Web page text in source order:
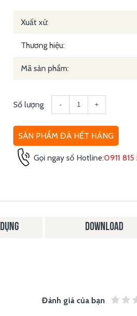
Xuất xứ:
Thương hiệu:
Mã sản phẩm:
Số lượng - +
SẢN PHẨM ĐÃ HẾT HÀNG
Gọi ngay số Hotline:0911
DOWNLOAD
Đánh giá của bạn